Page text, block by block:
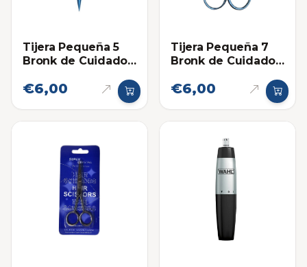
Tijera Pequeña 5
Bronk de Cuidado
€6,00
Tijera Pequeña 7
Bronk de Cuidado
€6,00